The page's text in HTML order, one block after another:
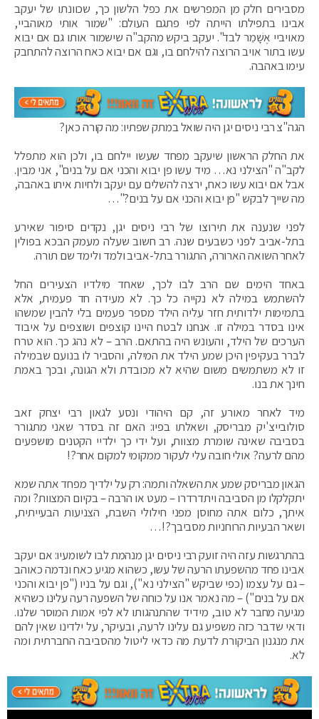
מסבירים חלק מן המפרשים את כפל הלשון כך, שכוונתו של יעקב
אבינו בתפילתו הייתה לפי פתגם העולם: "שמור אותי מאוהביי,
מאויביי אֶשָׁמֵר לבד". יעקב ביקש מהקב"ה שישמור אותו גם אם יבוא
עשו בתור אויב הרוצה להילחם בו, וגם אם יבוא כאח הרוצה להתחבק
עימו באהבה.
הגה"צ רבי ניסים יגן היה שואל במתק שפתיו: מה קורה כאן?
את החלק הראשון שיעקב מפחד שעשו יילחם בו, ולכן הוא מתפלל
לקב"ה "הצילני נא… מיד עשו פן יבוא והכני אם על בנים", אני מבין.
אבל אם יבוא עשו כאח, ירצה להשלים עם יעקב ולחיות איתו באהבה,
מה שייך לבקש "פן יבוא והכני אם על בנים?"…
לפני שנענה את תירוצו של רבי ניסים יגן, נקדים סיפור שאירע
בתל-אביב לפני כשבעים שנה. רב חשוב שעלה מעמק הבכא בפולין
לאחר השואה הארורה, התגורר בתל-אביב ולמד ולימד שם תורה.
באחד הימים שם הרב לבו לכך, שאחד מילדיו הצעירים החל
להשתמש במילה לא נקייה כל כך. לא מעידה חד פעמית, אלא
בתמימות ילדותית חזר עליה הילד מספר פעמים בלי להבין שמשהו
אינו בסדר במילה זו. אנחנו לבטח היינו קוצפים ושוצפים על איבוד
הערכים של הילד, והעונש היה בהתאם. הרב – לא נהג כך. הוא טרח
לברר בעקיפין היכן שמע הילד את המילה, והסביר לו בנועם שבמילה
זו לא משתמשים משום שהיא לא מכובדת ולא הגונה, ובכך באמת
חינך את בנו.
מיד לאחר מאורע זה, קם היהודי ונסע לגאון רבי יצחק זאב
סולובייצ'יק מבריסק, ושאלתו בפיו: האם זה בסדר שאני מתגורר
בסביבה שאינה שומרת מצוות, ועל ידי כך ילדיי הקטנים מושפעים
מהם לרעה? אולי חובה עלי לעקור ממקומי למקום אחר?!
הגאון מבריסק שמע את השאלה ותמה: רק על ילדיך מפחד אתה שמא
יתקלקלו מן הסביבה ויתדרדרו – מעט או הרבה – בקיום המצוות? ומה
איתך, כלום אתה מחוסן מפני חילולי השבת, הצניעות הבעייתית,
ושאר הבעיות הרוחניות מסביבך?!…
בהתרגשות עזה היה זועק רבי ניסים יגן מנהמת לבו לשומעיו: אם יעקב
אבינו פחד מהשפעתו הרעה של עשו, כשהוא מגיע כאח ונדמה כאוהב
– גם על עצמו (כפי שביקש "הצילני נא"), וגם על בניו ("פן יבוא והכני
אם על בנים") – מה נאמר אנו על כוחה של השפעה רעה עלינו כשהיא
מגיעה מחבר לא טוב, מידיד שהתנהגותו לא לפי אמות המוסר שלנו.
ודאי שדבר כזה משפיע גם עלינו לרעה, ובעיקר, על ילדינו שאין להם
את מנגנון הביקורת לדעת מה כדאי ליטול מהסביבה החברתית ומה
לא.